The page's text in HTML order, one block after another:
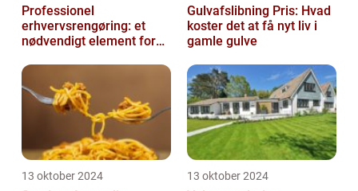
Professionel
erhvervsrengøring: et
nødvendigt element for
Gulvafslibning Pris: Hvad
koster det at få nyt liv i
gamle gulve
13 oktober 2024 13 oktober 2024